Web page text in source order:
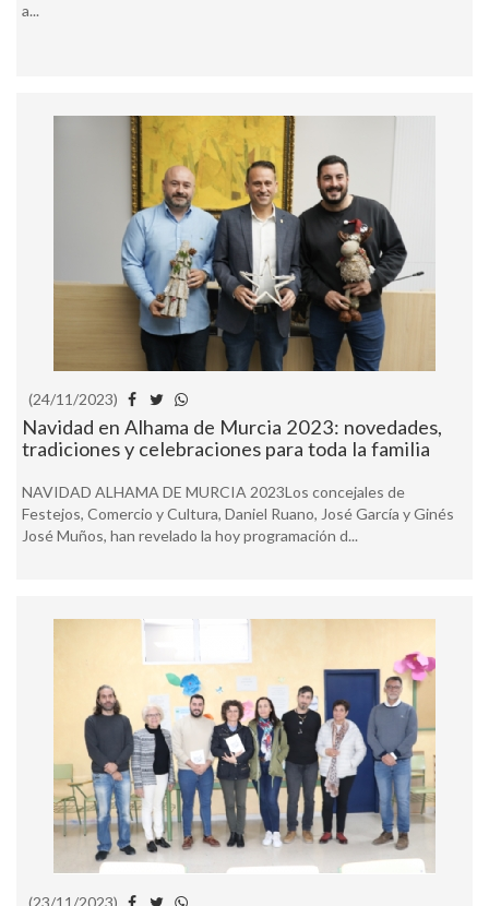
a...
(24/11/2023)
Navidad en Alhama de Murcia 2023: novedades,
tradiciones y celebraciones para toda la familia
NAVIDAD ALHAMA DE MURCIA 2023Los concejales de
Festejos, Comercio y Cultura, Daniel Ruano, José García y Ginés
José Muños, han revelado la hoy programación d...